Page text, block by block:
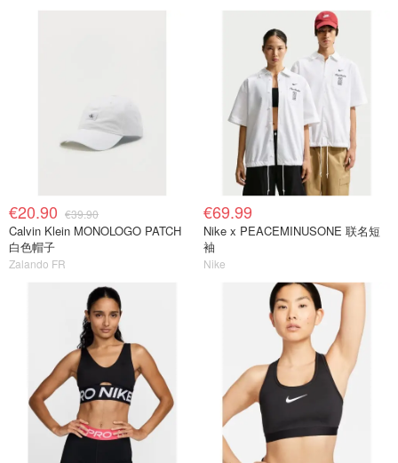
€20.90 €39.90
Calvin Klein MONOLOGO PATCH
白色帽子
Zalando FR
€69.99
Nike x PEACEMINUSONE 联名短
袖
Nike